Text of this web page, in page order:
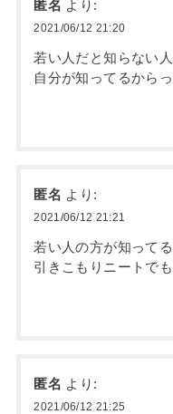
匿名 より:
2021/06/12 21:20
若い人だと知らない
自分が知ってるから
匿名 より:
2021/06/12 21:21
若い人の方が知って
引きこもりニートで
匿名 より:
2021/06/12 21:25